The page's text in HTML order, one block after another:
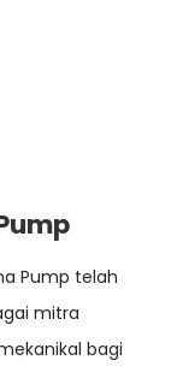
Pump telah
mitra
bagi